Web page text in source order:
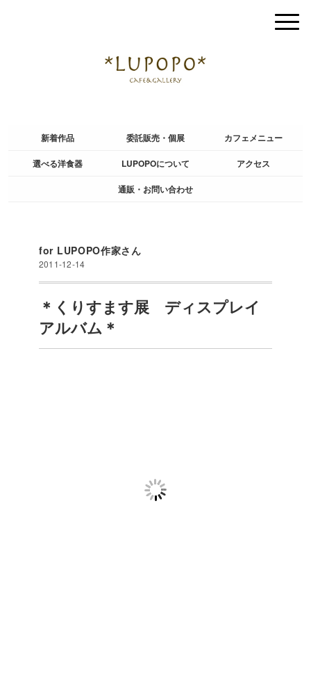
新着作品 委託販売・個展 カフェメニュー
選べる洋食器 LUPOPOについて アクセス
通販・お問い合わせ
for LUPOPO作家さん
2011-12-14
＊くりすます展 ディスプレイ
アルバム＊